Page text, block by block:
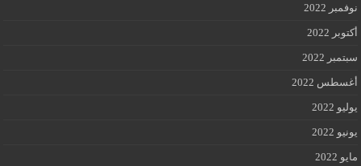
نوفمبر 2022
أكتوبر 2022
سبتمبر 2022
أغسطس 2022
يوليو 2022
يونيو 2022
مايو 2022